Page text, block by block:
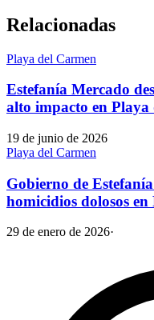
Relacionadas
Playa del Carmen
Estefanía Mercado
alto impacto en Playa
19 de junio de 2026
Playa del Carmen
Gobierno de
homicidios dolosos
29 de enero de 2026·